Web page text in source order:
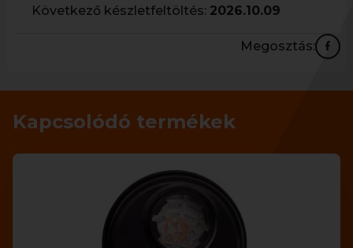
Következő készletfeltöltés: 2026.10.09
Megosztás:
Kapcsolódó termékek